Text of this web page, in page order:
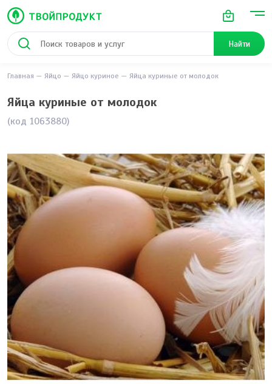
Найти
Главная Яйцо Яйцо куриное Яйца куриные от молодок
Яйца куриные от молодок
(код 1063880)